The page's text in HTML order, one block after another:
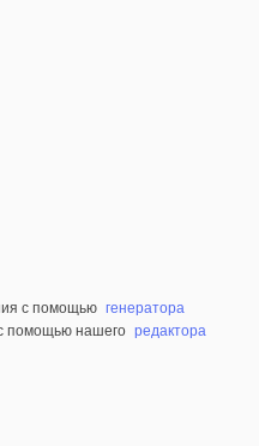
с помощью генератора
помощью нашего редактора